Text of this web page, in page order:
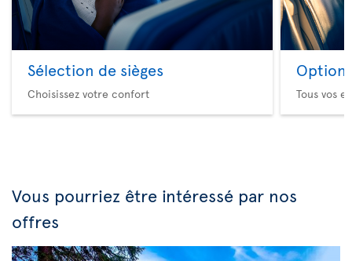
Sélection de sièges
Choisissez votre confort
Option
Tous vos
Vous pourriez être intéressé par nos
offres